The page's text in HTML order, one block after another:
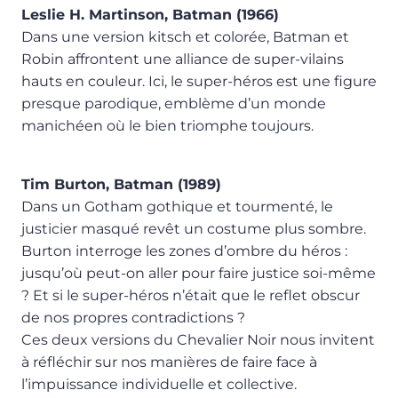
Leslie H. Martinson, Batman (1966)
Dans une version kitsch et colorée, Batman et
Robin affrontent une alliance de super-vilains
hauts en couleur. Ici, le super-héros est une figure
presque parodique, emblème d’un monde
manichéen où le bien triomphe toujours.
Tim Burton, Batman (1989)
Dans un Gotham gothique et tourmenté, le
justicier masqué revêt un costume plus sombre.
Burton interroge les zones d’ombre du héros :
jusqu’où peut-on aller pour faire justice soi-même
? Et si le super-héros n’était que le reflet obscur
de nos propres contradictions ?
Ces deux versions du Chevalier Noir nous invitent
à réfléchir sur nos manières de faire face à
l’impuissance individuelle et collective.